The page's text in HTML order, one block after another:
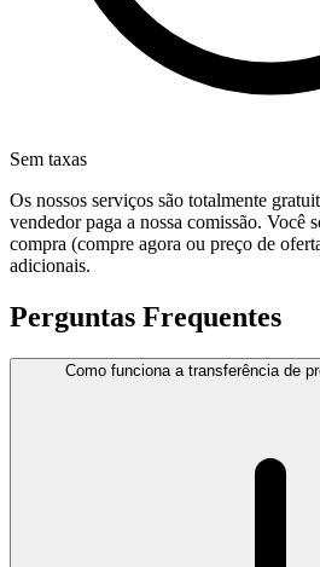
Sem taxas
Os nossos serviços são totalmente
vendedor paga a nossa comissão. Você
compra (compre agora ou preço de
adicionais.
Perguntas Frequentes
Como funciona a transferência de